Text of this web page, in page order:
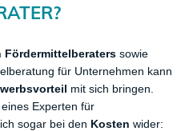
Fördermittelberaters sowie
für Unternehmen kann
mit sich bringen.
eines Experten für
sogar bei den Kosten wider: